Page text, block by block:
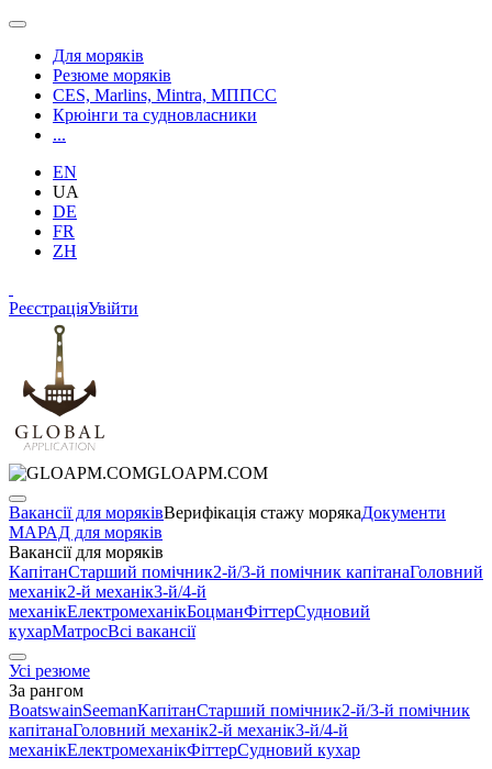
Для моряків
Резюме моряків
CES, Marlins, Mintra, МППСС
Крюінги та судновласники
...
EN
UA
DE
FR
ZH
РеєстраціяУвійти
GLOAPM.COM
Вакансії для моряківВерифікація стажу морякаДокументи
МАРАД для моряків
Вакансії для моряків
КапітанСтарший помічник2-й/3-й помічник капітанаГоловний
механік2-й механік3-й/4-й
механікЕлектромеханікБоцманФіттерСудновий
кухарМатросВсі вакансії
Усі резюме
За рангом
BoatswainSeemanКапітанСтарший помічник2-й/3-й помічник
капітанаГоловний механік2-й механік3-й/4-й
механікЕлектромеханікФіттерСудновий кухар